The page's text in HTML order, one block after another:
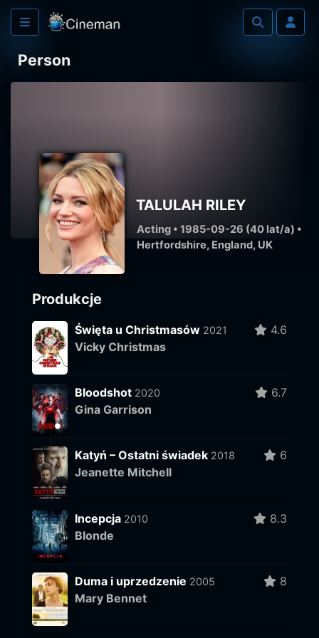
Person
TALULAH RILEY
Acting • 1985-09-26 (40 lat/a) •
Hertfordshire, England, UK
Produkcje
Święta u Christmasów 2021
Vicky Christmas
4.6
Bloodshot 2020
Gina Garrison
6.7
Katyń – Ostatni świadek 2018
Jeanette Mitchell
6
Incepcja 2010
Blonde
8.3
Duma i uprzedzenie 2005
Mary Bennet
8